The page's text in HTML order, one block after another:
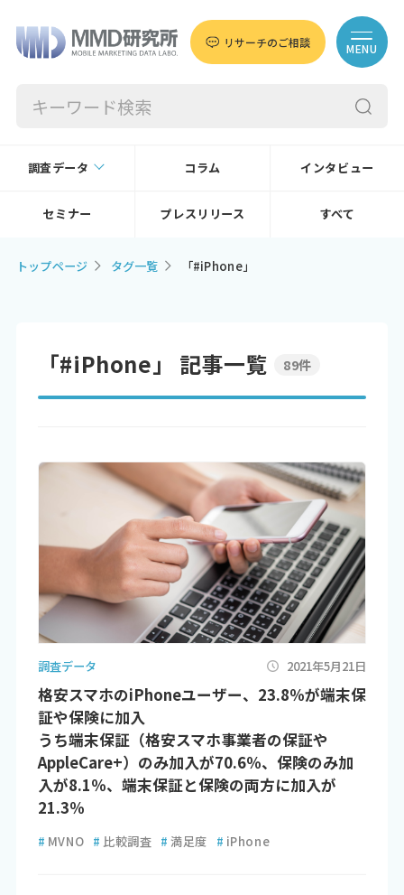
リサーチのご相談 MENU
調査データ コラム インタビュー
セミナー プレスリリース すべて
トップページ タグ一覧 「#iPhone」
「#iPhone」 記事一覧 89件
調査データ 2021年5月21日
格安スマホのiPhoneユーザー、23.8％が端末保
証や保険に加入
うち端末保証（格安スマホ事業者の保証や
AppleCare+）のみ加入が70.6％、保険のみ加
入が8.1％、端末保証と保険の両方に加入が
21.3％
# MVNO # 比較調査 # 満足度 # iPhone